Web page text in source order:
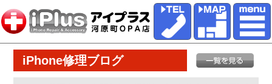
iPhone修理ブログ